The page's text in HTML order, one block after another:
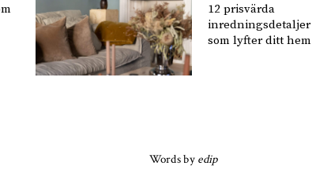
12 prisvärda
inredningsdetaljer
som lyfter ditt hem
Words by edip